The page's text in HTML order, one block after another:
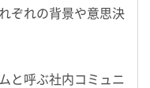
ぞれの背景や意思決
と呼ぶ社内コミュニ